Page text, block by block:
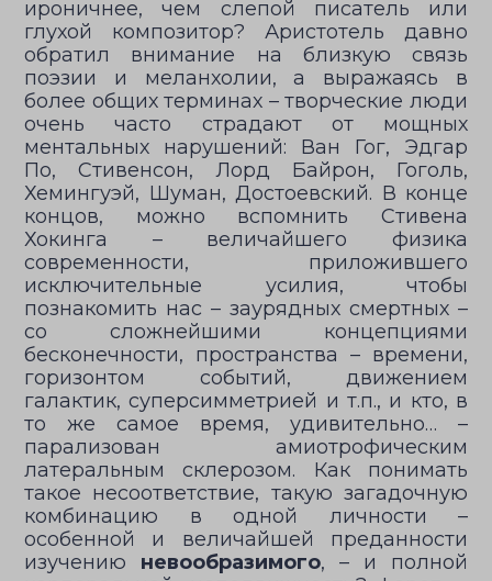
ироничнее, чем слепой писатель или
глухой композитор? Аристотель давно
обратил внимание на близкую связь
поэзии и меланхолии, а выражаясь в
более общих терминах – творческие люди
очень часто страдают от мощных
ментальных нарушений: Ван Гог, Эдгар
По, Стивенсон, Лорд Байрон, Гоголь,
Хемингуэй, Шуман, Достоевский. В конце
концов, можно вспомнить Стивена
Хокинга – величайшего физика
современности, приложившего
исключительные усилия, чтобы
познакомить нас – заурядных смертных –
со сложнейшими концепциями
бесконечности, пространства – времени,
горизонтом событий, движением
галактик, суперсимметрией и т.п., и кто, в
то же самое время, удивительно… –
парализован амиотрофическим
латеральным склерозом. Как понимать
такое несоответствие, такую загадочную
комбинацию в одной личности –
особенной и величайшей преданности
изучению невообразимого, – и полной